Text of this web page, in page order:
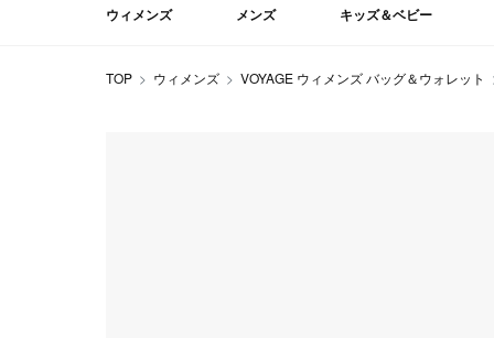
ウィメンズ メンズ キッズ＆ベビー
TOP ウィメンズ VOYAGE ウィメンズ バッグ＆ウォレット